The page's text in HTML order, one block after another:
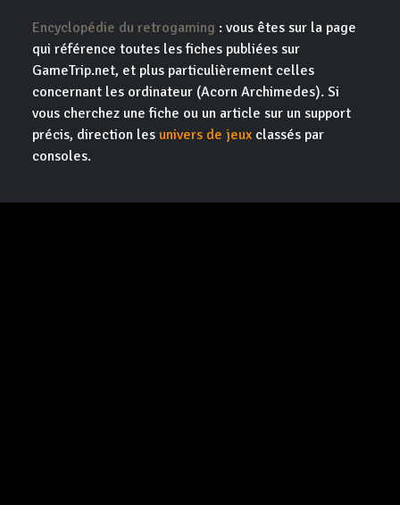
Encyclopédie du retrogaming : vous êtes sur la page
qui référence toutes les fiches publiées sur
GameTrip.net, et plus particulièrement celles
concernant les ordinateur (Acorn Archimedes). Si
vous cherchez une fiche ou un article sur un support
précis, direction les univers de jeux classés par
consoles.